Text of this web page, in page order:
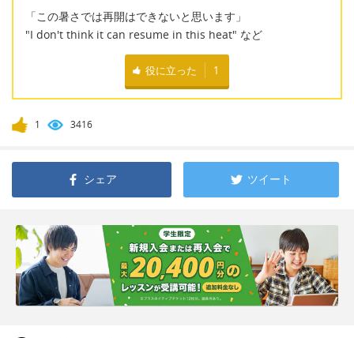
「この暑さでは再開はできないと思います」
"I don't think it can resume in this heat" など
役に立った 1
1 3416
シェア ツイート